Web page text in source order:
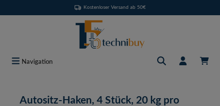
Kostenloser Versand ab 50€
Navigation
Autositz-Haken, 4 Stück, 20 kg pro